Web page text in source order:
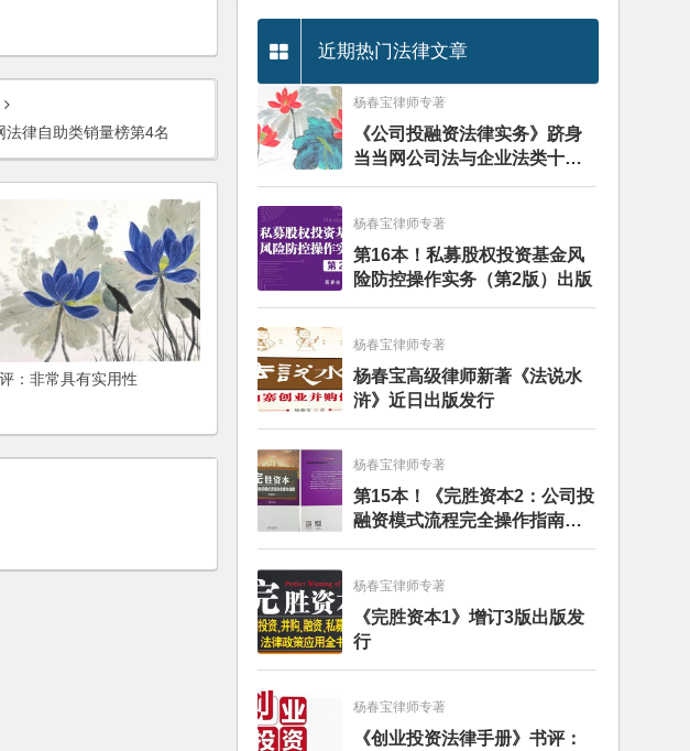
法律自助类销量榜第4名
：非常具有实用性
近期热门法律文章
杨春宝律师专著
《公司投融资法律实务》跻身
当当网公司法与企业法类十大
畅销图书榜
杨春宝律师专著
第16本！私募股权投资基金风
险防控操作实务（第2版）出版
杨春宝律师专著
杨春宝高级律师新著《法说水
浒》近日出版发行
杨春宝律师专著
第15本！《完胜资本2：公司投
融资模式流程完全操作指南》
（第四版）出版
杨春宝律师专著
《完胜资本1》增订3版出版发
行
杨春宝律师专著
《创业投资法律手册》书评：